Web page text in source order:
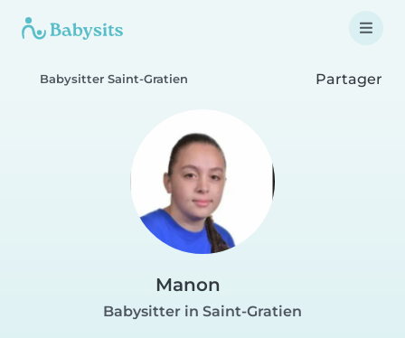
Babysitter Saint-Gratien Partager
Manon
Babysitter in Saint-Gratien